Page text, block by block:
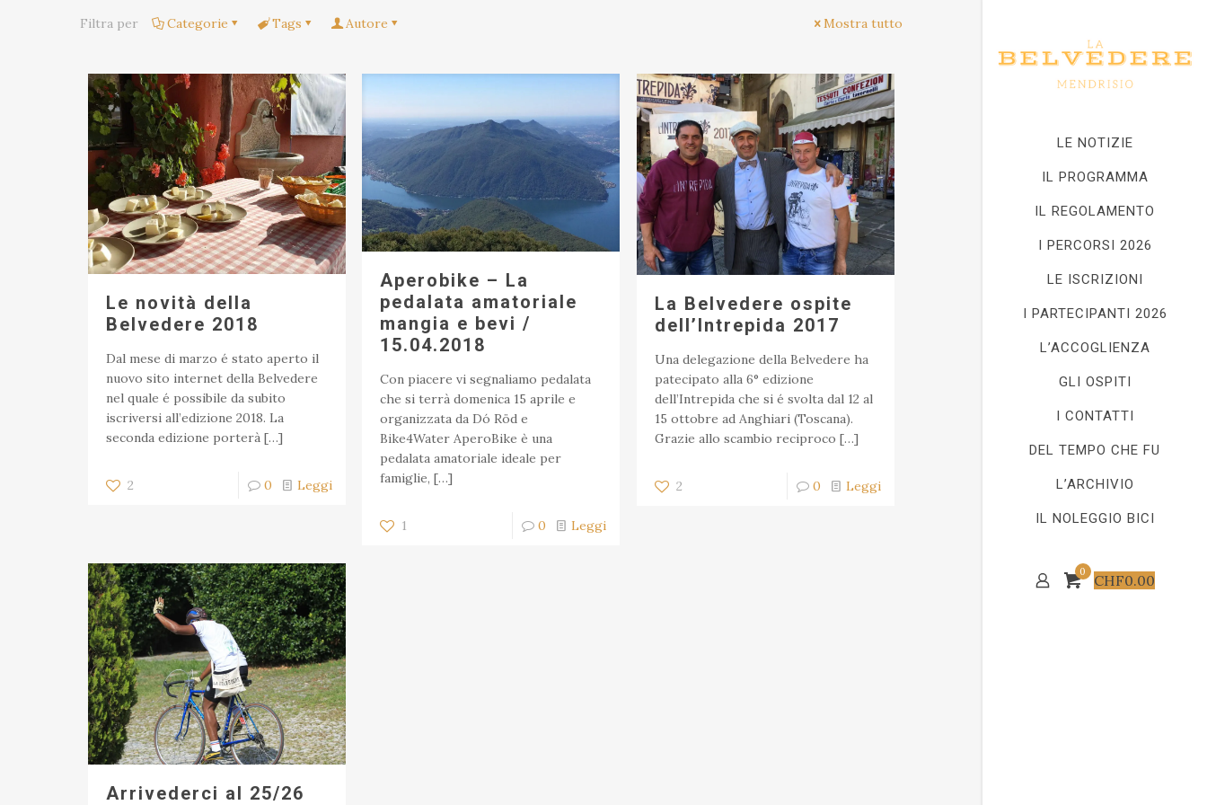
LE NOTIZIE
IL PROGRAMMA
IL REGOLAMENTO
I PERCORSI 2026
LE ISCRIZIONI
I PARTECIPANTI 2026
L’ACCOGLIENZA
GLI OSPITI
I CONTATTI
DEL TEMPO CHE FU
L’ARCHIVIO
IL NOLEGGIO BICI
0 CHF0.00
Filtra per Categorie Tags Autore Mostra tutto
Le novità della
Belvedere 2018
Dal mese di marzo é stato aperto il
nuovo sito internet della Belvedere
nel quale é possibile da subito
iscriversi all’edizione 2018. La
seconda edizione porterà […]
2 0 Leggi
Aperobike – La
pedalata amatoriale
mangia e bevi /
15.04.2018
Con piacere vi segnaliamo pedalata
che si terrà domenica 15 aprile e
organizzata da Dó Röd e
Bike4Water AperoBike è una
pedalata amatoriale ideale per
famiglie, […]
1 0 Leggi
La Belvedere ospite
dell’Intrepida 2017
Una delegazione della Belvedere ha
patecipato alla 6° edizione
dell’Intrepida che si é svolta dal 12 al
15 ottobre ad Anghiari (Toscana).
Grazie allo scambio reciproco […]
2 0 Leggi
Arrivederci al 25/26